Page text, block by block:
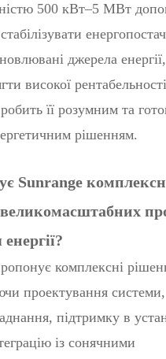
500 кВт–5 МВт
джерела
високої рентабельності
її розумним та
рішенням.
Sunrange
комплексні
проектування системи,
підтримку в
із сонячними